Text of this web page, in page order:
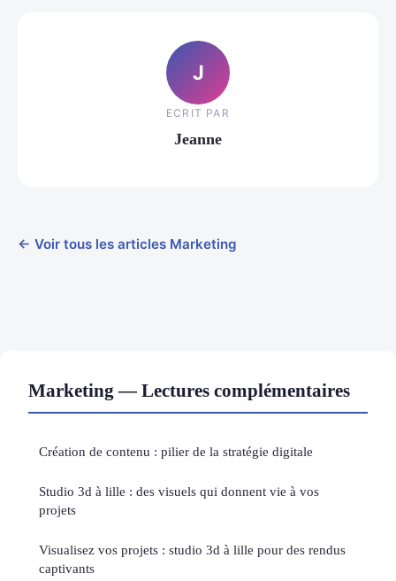
J
ECRIT PAR
Jeanne
← Voir tous les articles Marketing
Marketing — Lectures complémentaires
Création de contenu : pilier de la stratégie digitale
Studio 3d à lille : des visuels qui donnent vie à vos
projets
Visualisez vos projets : studio 3d à lille pour des rendus
captivants